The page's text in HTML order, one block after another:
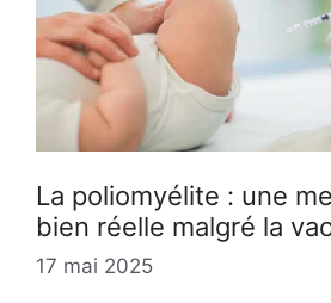
La poliomyélite : une
bien réelle malgré la
17 mai 2025